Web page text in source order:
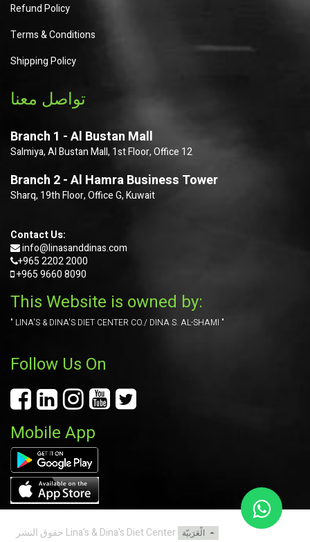
Refund Policy
Terms & Conditions
Shipping Policy
تواصل معنا
Branch 1 - Al Bustan Mall
Salmiya, Al Bustan Mall, 1st Floor, Office 12
Branch 2 - Al Hamra Business Tower
Sharq, 19th Floor, Office G, Kuwait
Contact Us:
info@linasanddinas.com
+965 2202 2000
+9659660 8090
This Website is owned by:
" LINA'S & DINA'S DIET CENTER CO./ DINA S. AL-SHAMI "
Follow Us On
Mobile App
حقوق النشر Lina's & Dina's Diet Center الْعَرَبيّة